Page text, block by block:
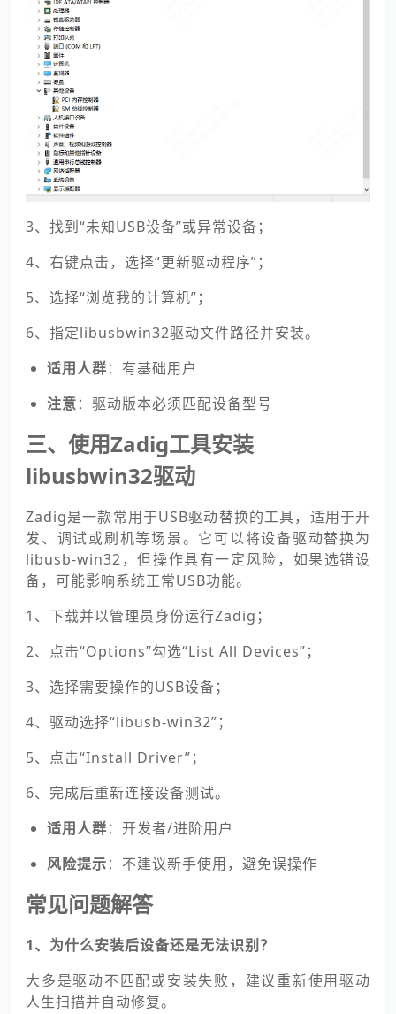
3、找到“未知USB设备”或异常设备；
4、右键点击，选择“更新驱动程序”；
5、选择“浏览我的计算机”；
6、指定libusbwin32驱动文件路径并安装。
适用人群：有基础用户
注意：驱动版本必须匹配设备型号
三、使用Zadig工具安装
libusbwin32驱动
Zadig是一款常用于USB驱动替换的工具，适用于开
发、调试或刷机等场景。它可以将设备驱动替换为
libusb-win32，但操作具有一定风险，如果选错设
备，可能影响系统正常USB功能。
1、下载并以管理员身份运行Zadig；
2、点击“Options”勾选“List All Devices”；
3、选择需要操作的USB设备；
4、驱动选择“libusb-win32”；
5、点击“Install Driver”；
6、完成后重新连接设备测试。
适用人群：开发者/进阶用户
风险提示：不建议新手使用，避免误操作
常见问题解答
1、为什么安装后设备还是无法识别？
大多是驱动不匹配或安装失败，建议重新使用驱动
人生扫描并自动修复。